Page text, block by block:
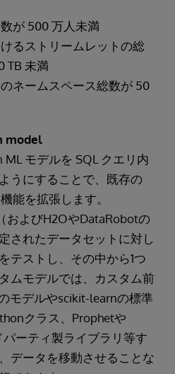
が 500 万人未満
るストリームレットの総
TB 未満
ネームスペース総数が 50
model
モデルを SQL クエリ内
うにすることで、既存の
能を拡張します。
およびH2OやDataRobotの
されたデータセットに対し
テストし、その中から1つ
ムモデルでは、カスタム前
モデルやscikit-learnの標準
クラス、Prophetや
ーティ製ライブラリ等す
データを移動させることな